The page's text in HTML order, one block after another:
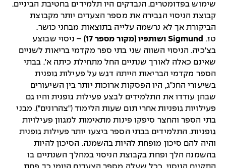
שימוש בפדומטרים. הנבדקים היו תלמידים בחטיבת הביניים.
קבוצת הניסוי הגבירה את מספר הצעדים יותר מקבוצת
הביקורת אך לא נרשמה עלייה בתוצאות מבחני כושר.
טז. Sigmund ושותפיו (מקור מספר 17)
– ניסוי שבוצע
בצ'כיה. הניסוי השווה שני בתי ספר מקדמי בריאות לשניים
שאינם כאלה לאורך שנתיים החל מתחילת כיתה א'. בבתי
הספר מקדמי הבריאות הייתה דגש על פעילות גופנית
בשיעורי החנ"ג, היו הפסקות ארוכות יותר בין השיעורים
שבהן עודדו את התלמידים לבצע פעילות גופנית והיו גם
פעילויות גופניות אחרי תום שעות הלימוד ("צהרונים"). מבני
בתי הספר והחצר סיפקו פינות מתאימות למגוון פעילויות
גופניות. התלמידים בבתי הספר ביצעו יותר פעילות גופנית
והיה להם סיכון מופחת להיות בהשמנה. הסיכון להיות
בהשמנה הלך ופחת בקבוצת הניסוי במהלך השנתיים בו